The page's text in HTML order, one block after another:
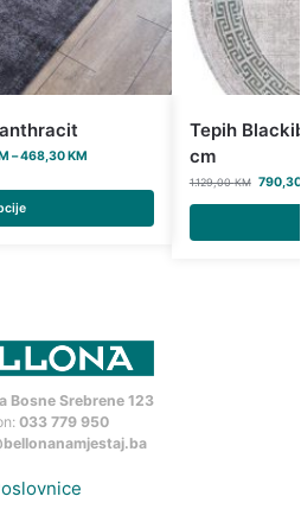
–468,30KM
Tepih
cm
1.129,00KM
Bosne Srebrene 123
033 779 950